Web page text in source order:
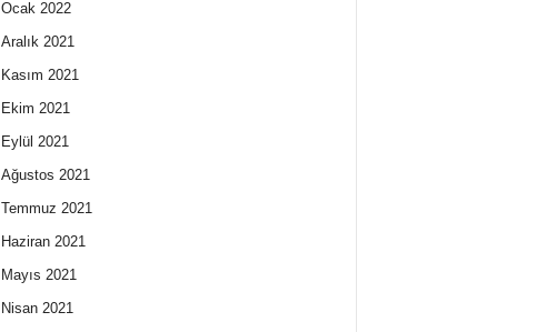
Ocak 2022
Aralık 2021
Kasım 2021
Ekim 2021
Eylül 2021
Ağustos 2021
Temmuz 2021
Haziran 2021
Mayıs 2021
Nisan 2021